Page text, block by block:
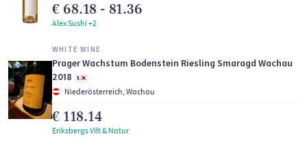
€ 68.18 - 81.36
Alex Sushi +2
WHITE WINE
Prager Wachstum Bodenstein Riesling Smaragd Wachau
2018
Niederösterreich, Wachau
€ 118.14
Eriksbergs Vilt & Natur